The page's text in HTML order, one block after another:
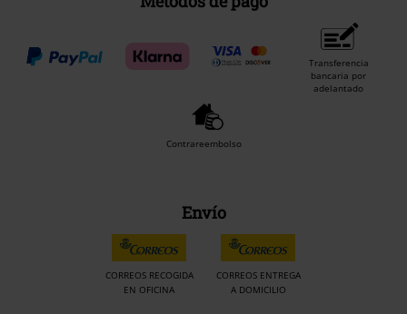
Transferencia
bancaria por
adelantado
Contrareembolso
Envío
CORREOS RECOGIDA
EN OFICINA
CORREOS ENTREGA
A DOMICILIO